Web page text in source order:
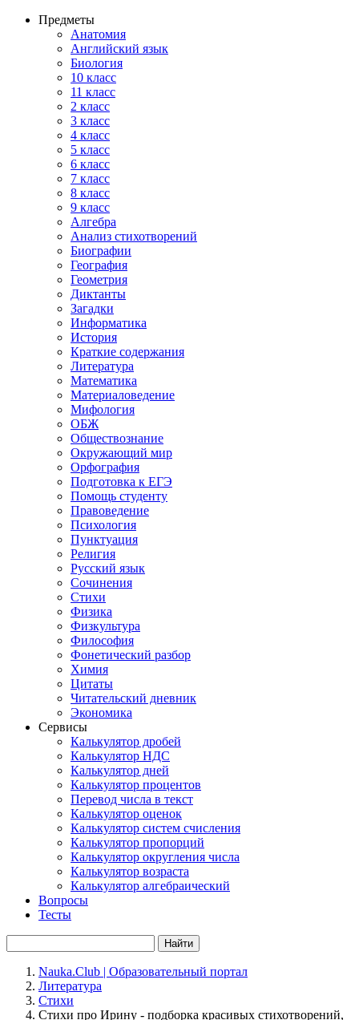
Предметы
Анатомия
Английский язык
Биология
10 класс
11 класс
2 класс
3 класс
4 класс
5 класс
6 класс
7 класс
8 класс
9 класс
Алгебра
Анализ стихотворений
Биографии
География
Геометрия
Диктанты
Загадки
Информатика
История
Краткие содержания
Литература
Математика
Материаловедение
Мифология
ОБЖ
Обществознание
Окружающий мир
Орфография
Подготовка к ЕГЭ
Помощь студенту
Правоведение
Психология
Пунктуация
Религия
Русский язык
Сочинения
Стихи
Физика
Физкультура
Философия
Фонетический разбор
Химия
Цитаты
Читательский дневник
Экономика
Сервисы
Калькулятор дробей
Калькулятор НДС
Калькулятор дней
Калькулятор процентов
Перевод числа в текст
Калькулятор оценок
Калькулятор систем счисления
Калькулятор пропорций
Калькулятор округления числа
Калькулятор возраста
Калькулятор алгебраический
Вопросы
Тесты
Найти
Nauka.Club | Образовательный портал
Литература
Стихи
Стихи про Ирину - подборка красивых стихотворений,